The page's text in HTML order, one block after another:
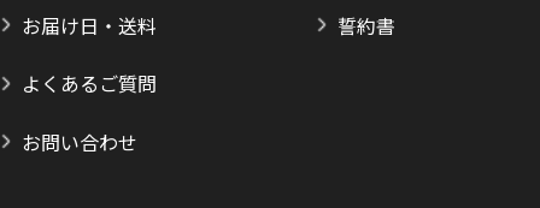
お届け日・送料
よくあるご質問
お問い合わせ
誓約書